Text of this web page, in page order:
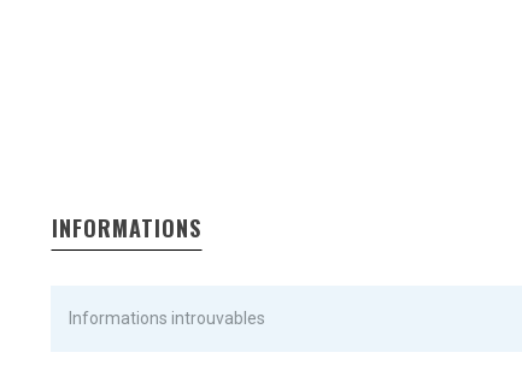
INFORMATIONS
Informations introuvables